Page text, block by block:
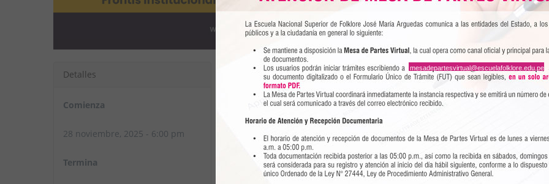
Detalles
Comienza
28 noviembre, 2025 - 6:00 pm
Termina
Organizador(es)
Dirección Académica
mesadepartesvirtual@escuelafolklore.edu.pe